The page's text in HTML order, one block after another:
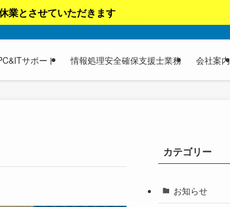
業とさせていただきます
サポート 情報処理安全確保支援士業務 会社案内
カテゴリー
お知らせ